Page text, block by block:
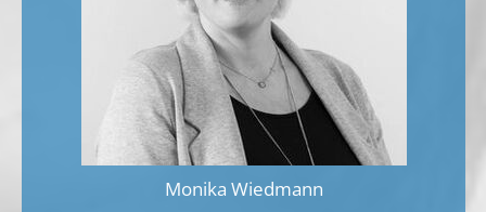
Monika Wiedmann